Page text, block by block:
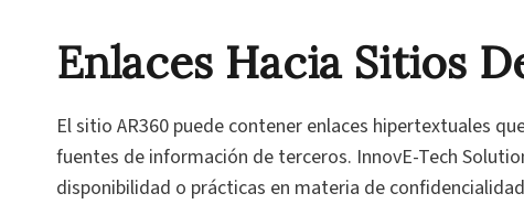
Enlaces Hacia Sitios
El sitio AR360 puede contener enlaces hipertextuales
fuentes de información de terceros. InnovE-Tech
disponibilidad o prácticas en materia de